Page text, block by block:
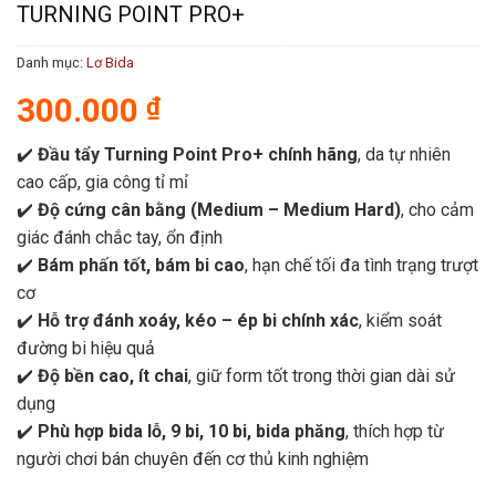
TURNING POINT PRO+
Danh mục: Lơ Bida
300.000 ₫
✔️ Đầu tẩy Turning Point Pro+ chính hãng, da tự nhiên
cao cấp, gia công tỉ mỉ
✔️ Độ cứng cân bằng (Medium – Medium Hard), cho cảm
giác đánh chắc tay, ổn định
✔️ Bám phấn tốt, bám bi cao, hạn chế tối đa tình trạng trượt
cơ
✔️ Hỗ trợ đánh xoáy, kéo – ép bi chính xác, kiểm soát
đường bi hiệu quả
✔️ Độ bền cao, ít chai, giữ form tốt trong thời gian dài sử
dụng
✔️ Phù hợp bida lỗ, 9 bi, 10 bi, bida phăng, thích hợp từ
người chơi bán chuyên đến cơ thủ kinh nghiệm